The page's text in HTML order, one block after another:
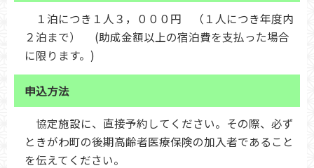
１泊につき１人３，０００円 （１人につき年度内
２泊まで） (助成金額以上の宿泊費を支払った場合
に限ります。)
申込方法
協定施設に、直接予約してください。その際、必ず
ときがわ町の後期高齢者医療保険の加入者であること
を伝えてください。